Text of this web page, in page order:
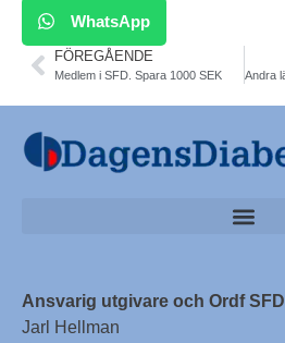
WhatsApp
FÖREGÅENDE
Medlem i SFD. Spara 1000 SEK
Ansvarig utgivare och Ordf SFD
Jarl Hellman